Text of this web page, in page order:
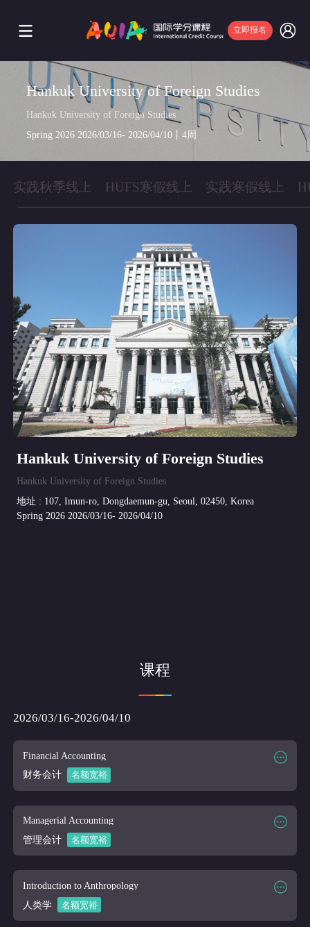
立即报名
Hankuk University of Foreign Studies
Hankuk University of Foreign Studies
Spring 2026 2026/03/16- 2026/04/10丨4周
实践秋季线上 HUFS寒假线上 实践寒假线上
Hankuk University of Foreign Studies
Hankuk University of Foreign Studies
地址 : 107, Imun-ro, Dongdaemun-gu, Seoul, 02450, Korea
Spring 2026 2026/03/16- 2026/04/10
课程
2026/03/16-2026/04/10
Financial Accounting
财务会计
名额宽裕
课程代码
ACCT 111
课程讲师
课程大纲
Managerial Accounting
管理会计
名额宽裕
课程代码
ACCT 112
课程讲师
课程大纲
Introduction to Anthropology
人类学
名额宽裕